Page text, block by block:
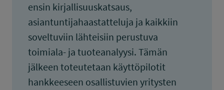
ensin kirjallisuuskatsaus,
asiantuntijahaastatteluja ja kaikkiin
soveltuviin lähteisiin perustuva
toimiala- ja tuoteanalyysi. Tämän
jälkeen toteutetaan käyttöpilotit
hankkeeseen osallistuvien yritysten